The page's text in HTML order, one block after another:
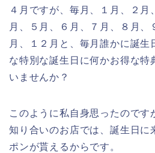
４月ですが、毎月、１月、２月
月、５月、６月、７月、８月、
月、１２月と、毎月誰かに誕生
な特別な誕生日に何かお得な特
いませんか？
このように私自身思ったのです
知り合いのお店では、誕生日に
ポンが貰えるからです。